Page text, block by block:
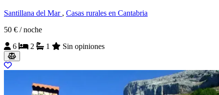
Santillana del Mar , Casas rurales en Cantabria
50 € / noche
6
2 1 Sin opiniones